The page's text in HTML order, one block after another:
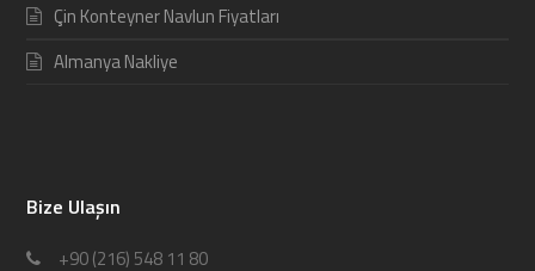
Çin Konteyner Navlun Fiyatları
Almanya Nakliye
Bize Ulaşın
+90 (216) 548 11 80